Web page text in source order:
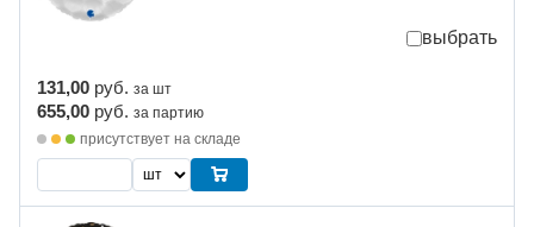
выбрать
131,00 руб. за шт
655,00 руб. за партию
присутствует на складе